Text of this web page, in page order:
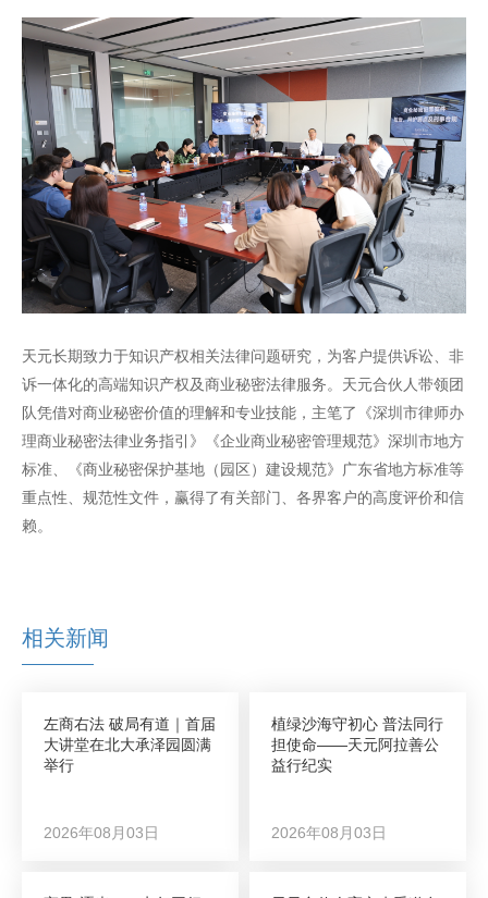
天元长期致力于知识产权相关法律问题研究，为客户提供诉讼、非
诉一体化的高端知识产权及商业秘密法律服务。天元合伙人带领团
队凭借对商业秘密价值的理解和专业技能，主笔了《深圳市律师办
理商业秘密法律业务指引》《企业商业秘密管理规范》深圳市地方
标准、《商业秘密保护基地（园区）建设规范》广东省地方标准等
重点性、规范性文件，赢得了有关部门、各界客户的高度评价和信
赖。
相关新闻
左商右法 破局有道｜首届
大讲堂在北大承泽园圆满
举行
2026年08月03日
植绿沙海守初心 普法同行
担使命——天元阿拉善公
益行纪实
2026年08月03日